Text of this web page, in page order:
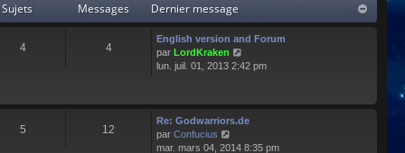
Sujets Messages Dernier message
4 4
English version and Forum
par LordKraken
o
u
l
e
lun. juil. 01, 2013 2:42 pm
5 12
Re: Godwarriors.de
par Confucius
o
mar. mars 04, 2014 8:35 pm